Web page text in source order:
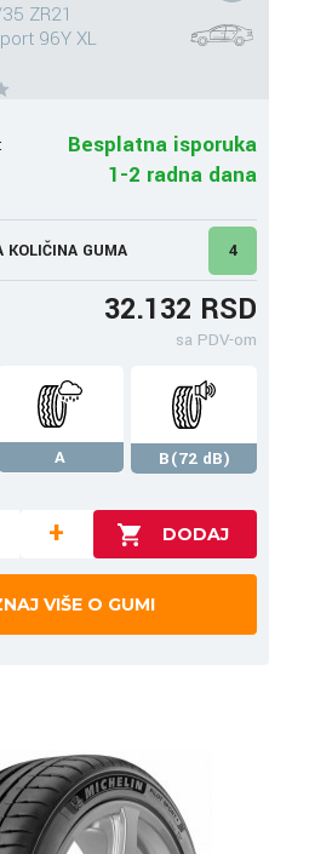
ZR21
96Y XL
Besplatna isporuka
1-2 radna dana
KOLIČINA GUMA 4
32.132 RSD
sa PDV-om
A
B(72 dB)
+
VIŠE O GUMI